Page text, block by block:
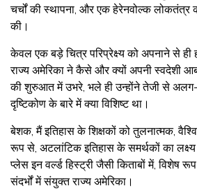
चर्चों की स्थापना, और एक हेरेनवोल्क लोकतंत्र
की।
केवल एक बड़े चित्र परिप्रेक्ष्य को अपनाने से
राज्य अमेरिका ने कैसे और क्यों अपनी स्वदेशी
की शुरुआत में उभरे, भले ही उन्होंने तेजी से अलग-
दृष्टिकोण के बारे में क्या विशिष्ट था।
बेशक, मैं इतिहास के शिक्षकों को तुलनात्मक,
रूप से, अटलांटिक इतिहास के समर्थकों का
प्लेस इन वर्ल्ड हिस्ट्री जैसी किताबों में, विशेष
संदर्भों में संयुक्त राज्य अमेरिका।